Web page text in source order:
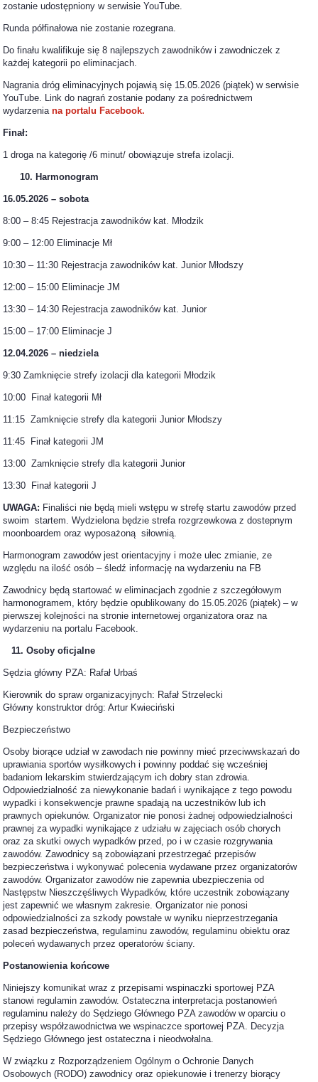
zostanie udostępniony w serwisie YouTube.
Runda półfinałowa nie zostanie rozegrana.
Do finału kwalifikuje się 8 najlepszych zawodników i zawodniczek z
każdej kategorii po eliminacjach.
Nagrania dróg eliminacyjnych pojawią się 15.05.2026 (piątek) w serwisie
YouTube. Link do nagrań zostanie podany za pośrednictwem
wydarzeniana portalu Facebook.
Finał:
1 droga na kategorię /6 minut/ obowiązuje strefa izolacji.
10. Harmonogram
16.05.2026 – sobota
8:00 – 8:45 Rejestracja zawodników kat. Młodzik
9:00 – 12:00 Eliminacje Mł
10:30 – 11:30 Rejestracja zawodników kat. Junior Młodszy
12:00 – 15:00 Eliminacje JM
13:30 – 14:30 Rejestracja zawodników kat. Junior
15:00 – 17:00 Eliminacje J
12.04.2026 – niedziela
9:30 Zamknięcie strefy izolacji dla kategorii Młodzik
10:00 Finał kategorii Mł
11:15 Zamknięcie strefy dla kategorii Junior Młodszy
11:45 Finał kategorii JM
13:00 Zamknięcie strefy dla kategorii Junior
13:30 Finał kategorii J
UWAGA: Finaliści nie będą mieli wstępu w strefę startu zawodów przed
swoim startem. Wydzielona będzie strefa rozgrzewkowa z dostepnym
moonboardem oraz wyposażoną siłownią.
Harmonogram zawodów jest orientacyjny i może ulec zmianie, ze
względu na ilość osób – śledź informację na wydarzeniu na FB
Zawodnicy będą startować w eliminacjach zgodnie z szczegółowym
harmonogramem, który będzie opublikowany do 15.05.2026 (piątek) – w
pierwszej kolejności na stronie internetowej organizatora oraz na
wydarzeniu na portalu Facebook.
11. Osoby oficjalne
Sędzia główny PZA: Rafał Urbaś
Kierownik do spraw organizacyjnych: Rafał Strzelecki
Główny konstruktor dróg: Artur Kwieciński
Bezpieczeństwo
Osoby biorące udział w zawodach nie powinny mieć przeciwwskazań do
uprawiania sportów wysiłkowych i powinny poddać się wcześniej
badaniom lekarskim stwierdzającym ich dobry stan zdrowia.
Odpowiedzialność za niewykonanie badań i wynikające z tego powodu
wypadki i konsekwencje prawne spadają na uczestników lub ich
prawnych opiekunów. Organizator nie ponosi żadnej odpowiedzialności
prawnej za wypadki wynikające z udziału w zajęciach osób chorych
oraz za skutki owych wypadków przed, po i w czasie rozgrywania
zawodów. Zawodnicy są zobowiązani przestrzegać przepisów
bezpieczeństwa i wykonywać polecenia wydawane przez organizatorów
zawodów. Organizator zawodów nie zapewnia ubezpieczenia od
Następstw Nieszczęśliwych Wypadków, które uczestnik zobowiązany
jest zapewnić we własnym zakresie. Organizator nie ponosi
odpowiedzialności za szkody powstałe w wyniku nieprzestrzegania
zasad bezpieczeństwa, regulaminu zawodów, regulaminu obiektu oraz
poleceń wydawanych przez operatorów ściany.
Postanowienia końcowe
Niniejszy komunikat wraz z przepisami wspinaczki sportowej PZA
stanowi regulamin zawodów. Ostateczna interpretacja postanowień
regulaminu należy do Sędziego Głównego PZA zawodów w oparciu o
przepisy współzawodnictwa we wspinaczce sportowej PZA. Decyzja
Sędziego Głównego jest ostateczna i nieodwołalna.
W związku z Rozporządzeniem Ogólnym o Ochronie Danych
Osobowych (RODO) zawodnicy oraz opiekunowie i trenerzy biorący